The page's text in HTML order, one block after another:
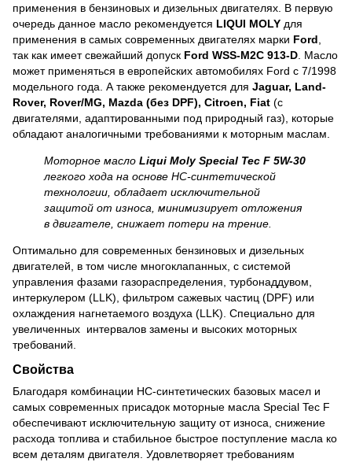
применения в бензиновых и дизельных двигателях. В первую
очередь данное масло рекомендуется LIQUI MOLY для
применения в самых современных двигателях марки Ford
так как имеет свежайший допуск Ford WSS-M2C 913-D . Масло
может применяться в европейских автомобилях Ford с 7/1998
модельного года. А также рекомендуется для Jaguar, Land-
Rover, Rover/MG, Mazda (без DPF), Citroen, Fiat (c
двигателями, адаптированными под природный газ), которые
обладают аналогичными требованиями к моторным маслам.
Моторное масло Liqui Moly Special Tec F 5W-30
легкого хода на основе НС-синтетической
технологии, обладает исключительной
защитой от износа, минимизирует отложения
в двигателе, снижает потери на трение.
Оптимально для современных бензиновых и дизельных
двигателей, в том числе многоклапанных, с системой
управления фазами газораспределения, турбонаддувом,
интеркулером (LLK), фильтром сажевых частиц (DPF) или
охлаждения нагнетаемого воздуха (LLK). Специально для
увеличенных интервалов замены и высоких моторных
требований.
Свойства
Благодаря комбинации НС-синтетических базовых масел и
самых современных присадок моторные масла Special Tec F
обеспечивают исключительную защиту от износа, снижение
расхода топлива и стабильное быстрое поступление масла ко
всем деталям двигателя. Удовлетворяет требованиям